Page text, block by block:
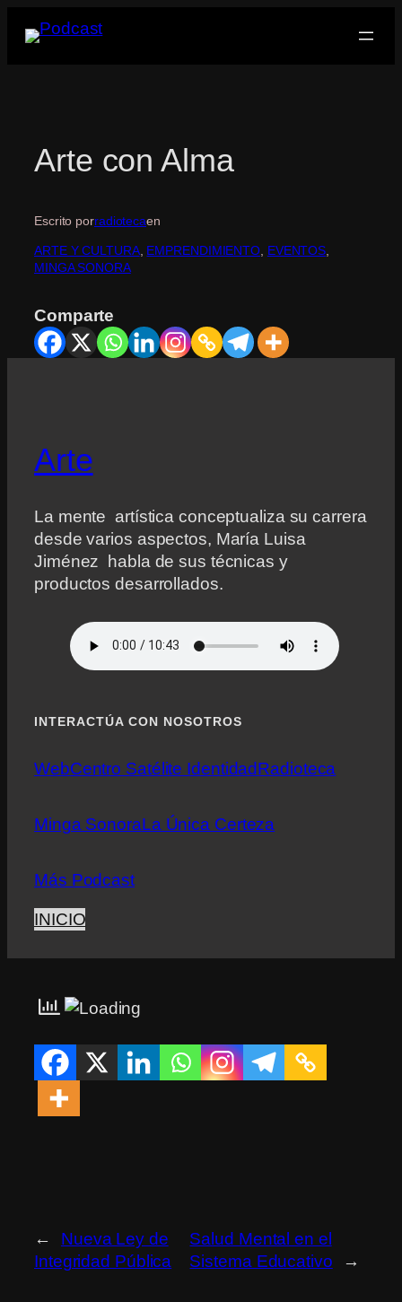
Arte con Alma
Escrito porradiotecaen
ARTE Y CULTURA, EMPRENDIMIENTO EVENTOS
MINGA SONORA
Comparte
Arte
La mente artística conceptualiza su carrera
desde varios aspectos, María Luisa
Jiménez habla de sus técnicas y
productos desarrollados.
INTERACTÚA CON NOSOTROS
WebCentro Satélite IdentidadRadioteca
Minga SonoraLa Única Certeza
Más Podcast
INICIO
←
Nueva Ley de
Integridad Pública
Salud Mental en el
Sistema Educativo
→